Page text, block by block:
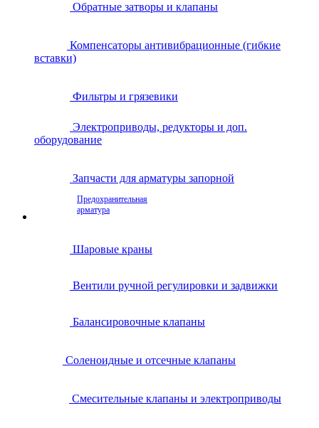
Обратные затворы и клапаны
Компенсаторы антивибрационные (гибкие
вставки)
Фильтры и грязевики
Электроприводы, редукторы и доп.
оборудование
Запчасти для арматуры запорной
Предохранительная
арматура
Шаровые краны
Вентили ручной регулировки и задвижки
Балансировочные клапаны
Соленоидные и отсечные клапаны
Смесительные клапаны и электроприводы